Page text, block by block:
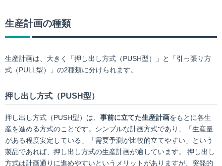
生産計画の種類
生産計画は、大きく「押し出し方式（PUSH型）」と「引っ張り方
式（PULL型）」の2種類に分けられます。
押し出し方式（PUSH型）
押し出し方式（PUSH型）は、 事前に立てた生産計画をもとに各生
産を進める方式のことです。シンプルな計画方式であり、「生産量
がある程度安定している」「需要予測が比較的立てやすい」という
製品であれば、押し出し方式の生産計画が適しています。 押し出し
方式は計画通りに進めやすいというメリットがありますが、突発的